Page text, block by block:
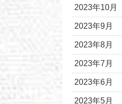
2023年10月
2023年9月
2023年8月
2023年7月
2023年6月
2023年5月